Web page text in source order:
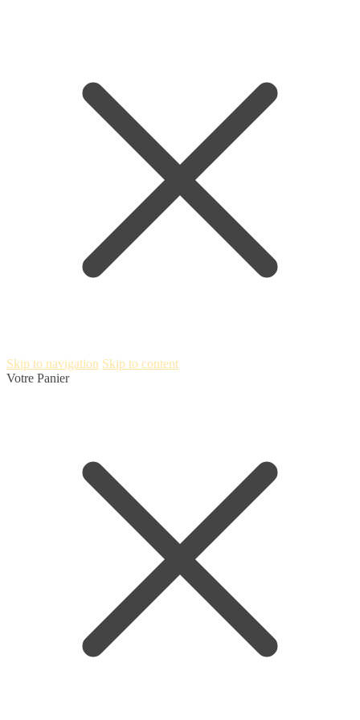
Skip to navigation Skip to content
Votre Panier